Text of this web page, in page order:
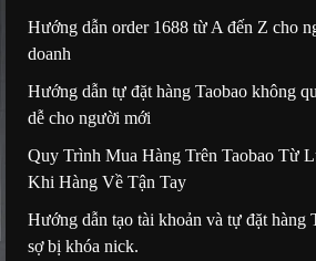
Hướng dẫn order 1688 từ A đến Z cho
doanh
Hướng dẫn tự đặt hàng Taobao không
dễ cho người mới
Quy Trình Mua Hàng Trên Taobao Từ
Khi Hàng Về Tận Tay
Hướng dẫn tạo tài khoản và tự đặt hàng
sợ bị khóa nick.